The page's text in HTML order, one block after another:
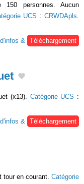
150 personnes. Aucun
UCS :CRWDApls.
&
Téléchargement
(x13). Catégorie UCS :
&
Téléchargement
tour en courant. Catégorie